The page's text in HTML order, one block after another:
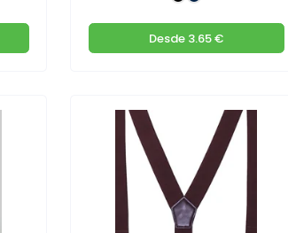
Desde 3.65 €